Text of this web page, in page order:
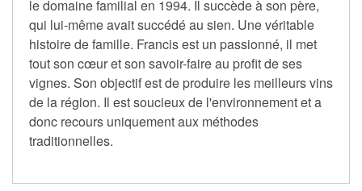
le domaine familial en 1994. Il succède à son père,
qui lui-même avait succédé au sien. Une véritable
histoire de famille. Francis est un passionné, il met
tout son cœur et son savoir-faire au profit de ses
vignes. Son objectif est de produire les meilleurs vins
de la région. Il est soucieux de l'environnement et a
donc recours uniquement aux méthodes
traditionnelles.